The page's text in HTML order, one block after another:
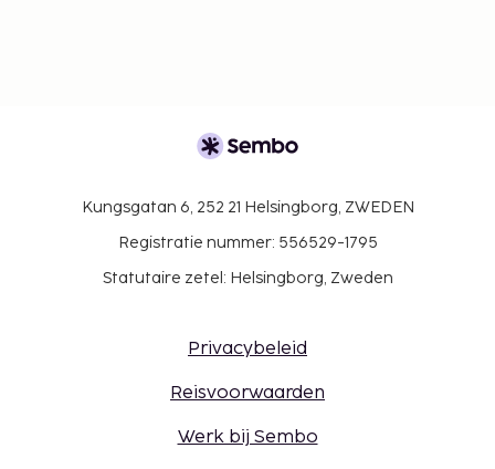
Kungsgatan 6, 252 21 Helsingborg, ZWEDEN
Registratie nummer: 556529-1795
Statutaire zetel: Helsingborg, Zweden
Privacybeleid
Reisvoorwaarden
Werk bij Sembo